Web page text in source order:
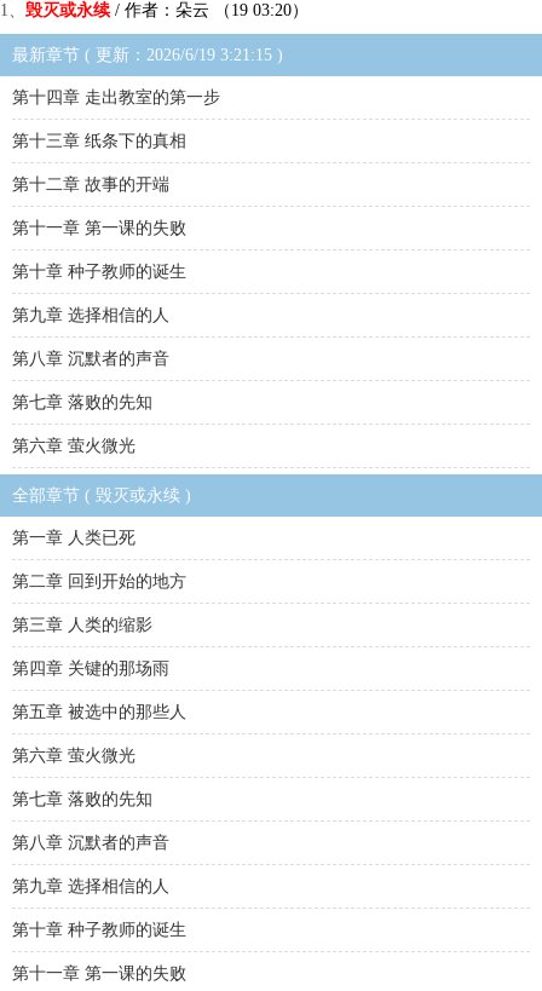
1、 毁灭或永续/ 作者：朵云 （19 03:20）
最新章节 ( 更新：2026/6/19 3:21:15 )
第十四章 走出教室的第一步
第十三章 纸条下的真相
第十二章 故事的开端
第十一章 第一课的失败
第十章 种子教师的诞生
第九章 选择相信的人
第八章 沉默者的声音
第七章 落败的先知
第六章 萤火微光
全部章节 ( 毁灭或永续 )
第一章 人类已死
第二章 回到开始的地方
第三章 人类的缩影
第四章 关键的那场雨
第五章 被选中的那些人
第六章 萤火微光
第七章 落败的先知
第八章 沉默者的声音
第九章 选择相信的人
第十章 种子教师的诞生
第十一章 第一课的失败